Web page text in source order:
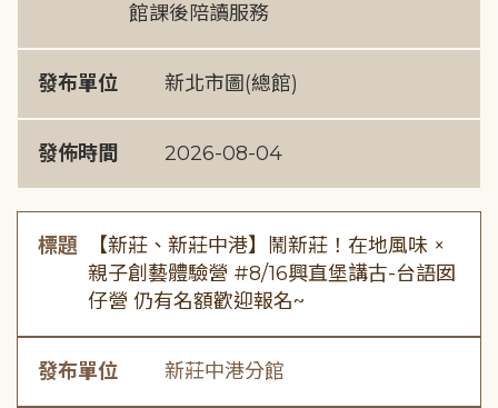
館課後陪讀服務
發布單位 新北市圖(總館)
發佈時間 2026-08-04
標題
【新莊、新莊中港】鬧新莊！在地風味 ×
親子創藝體驗營 #8/16興直堡講古-台語囡
仔營 仍有名額歡迎報名~
發布單位 新莊中港分館